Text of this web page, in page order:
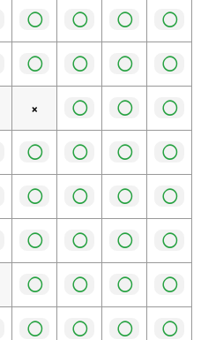
◯ ◯ ◯ ◯
◯ ◯ ◯ ◯
× ◯ ◯ ◯
◯ ◯ ◯ ◯
◯ ◯ ◯ ◯
◯ ◯ ◯ ◯
◯ ◯ ◯ ◯
◯ ◯ ◯ ◯